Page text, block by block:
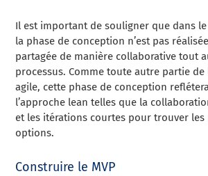
Il est important de souligner que dans le
la phase de conception n’est pas
partagée de manière collaborative tout
processus. Comme toute autre partie
agile, cette phase de conception
l’approche lean telles que la
et les itérations courtes pour trouver les
options.
Construire le MVP